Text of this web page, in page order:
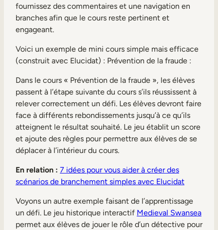
fournissez des commentaires et une navigation en
branches afin que le cours reste pertinent et
engageant.
Voici un exemple de mini cours simple mais efficace
(construit avec Elucidat) : Prévention de la fraude :
Dans le cours « Prévention de la fraude », les élèves
passent à l’étape suivante du cours s’ils réussissent à
relever correctement un défi. Les élèves devront faire
face à différents rebondissements jusqu’à ce qu’ils
atteignent le résultat souhaité. Le jeu établit un score
et ajoute des règles pour permettre aux élèves de se
déplacer à l’intérieur du cours.
En relation : 7 idées pour vous aider à créer des
scénarios de branchement simples avec Elucidat
Voyons un autre exemple faisant de l’apprentissage
un défi. Le jeu historique interactif Medieval Swansea
permet aux élèves de jouer le rôle d’un détective pour